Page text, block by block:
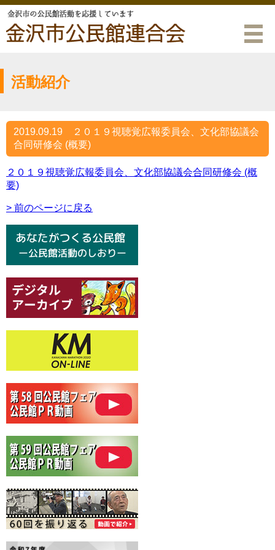
活動紹介
2019.09.19 ２０１９視聴覚広報委員会、文化部協議会
合同研修会 (概要)
２０１９視聴覚広報委員会、文化部協議会合同研修会 (概
要)
> 前のページに戻る